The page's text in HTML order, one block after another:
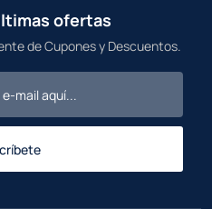
ofertas
de Cupones y Descuentos.